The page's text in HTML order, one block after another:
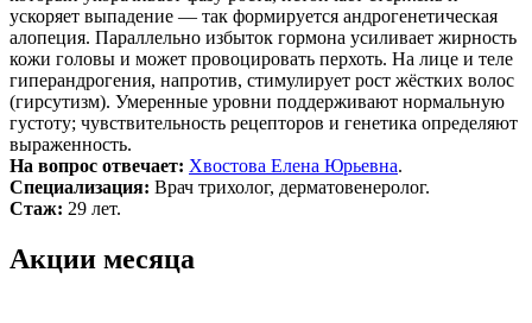
ускоряет выпадение — так формируется андрогенетическая
алопеция. Параллельно избыток гормона усиливает жирность
кожи головы и может провоцировать перхоть. На лице и теле
гиперандрогения, напротив, стимулирует рост жёстких волос
(гирсутизм). Умеренные уровни поддерживают нормальную
густоту; чувствительность рецепторов и генетика определяют
выраженность.
На вопрос отвечает: Хвостова Елена Юрьевна.
Специализация: Врач трихолог, дерматовенеролог.
Стаж: 29 лет.
Акции месяца